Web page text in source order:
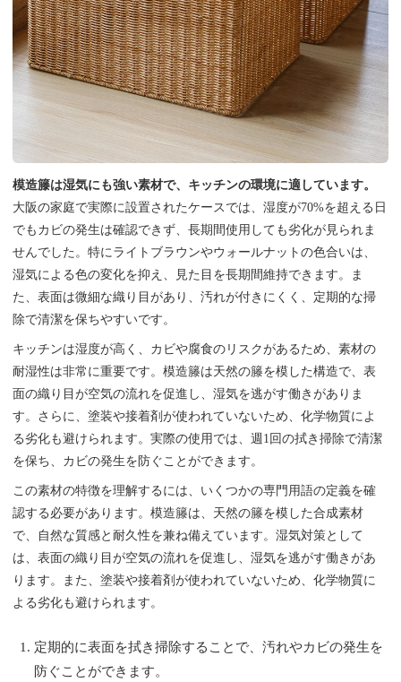
模造籐は湿気にも強い素材で、キッチンの環境に適しています。
大阪の家庭で実際に設置されたケースでは、湿度が70%を超える日
でもカビの発生は確認できず、長期間使用しても劣化が見られま
せんでした。特にライトブラウンやウォールナットの色合いは、
湿気による色の変化を抑え、見た目を長期間維持できます。ま
た、表面は微細な織り目があり、汚れが付きにくく、定期的な掃
除で清潔を保ちやすいです。
キッチンは湿度が高く、カビや腐食のリスクがあるため、素材の
耐湿性は非常に重要です。模造籐は天然の籐を模した構造で、表
面の織り目が空気の流れを促進し、湿気を逃がす働きがありま
す。さらに、塗装や接着剤が使われていないため、化学物質によ
る劣化も避けられます。実際の使用では、週1回の拭き掃除で清潔
を保ち、カビの発生を防ぐことができます。
この素材の特徴を理解するには、いくつかの専門用語の定義を確
認する必要があります。模造籐は、天然の籐を模した合成素材
で、自然な質感と耐久性を兼ね備えています。湿気対策として
は、表面の織り目が空気の流れを促進し、湿気を逃がす働きがあ
ります。また、塗装や接着剤が使われていないため、化学物質に
よる劣化も避けられます。
定期的に表面を拭き掃除することで、汚れやカビの発生を
防ぐことができます。